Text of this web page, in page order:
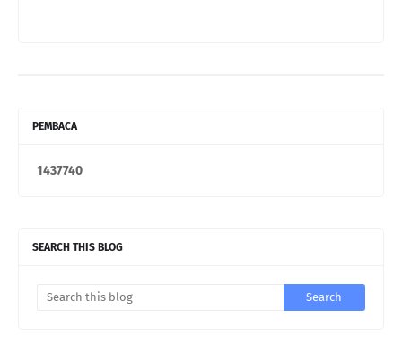
PEMBACA
1437740
SEARCH THIS BLOG